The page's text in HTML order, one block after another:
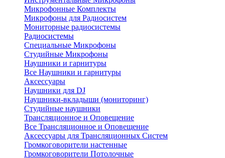
Микрофонные Комплекты
Микрофоны для Радиосистем
Мониторные радиосистемы
Радиосистемы
Специальные Микрофоны
Студийные Микрофоны
Наушники и гарнитуры
Все Наушники и гарнитуры
Аксессуары
Наушники для DJ
Наушники-вкладыши (мониторинг)
Студийные наушники
Трансляционное и Оповещение
Все Трансляционное и Оповещение
Аксессуары для Трансляционных Систем
Громкоговорители настенные
Громкоговорители Потолочные